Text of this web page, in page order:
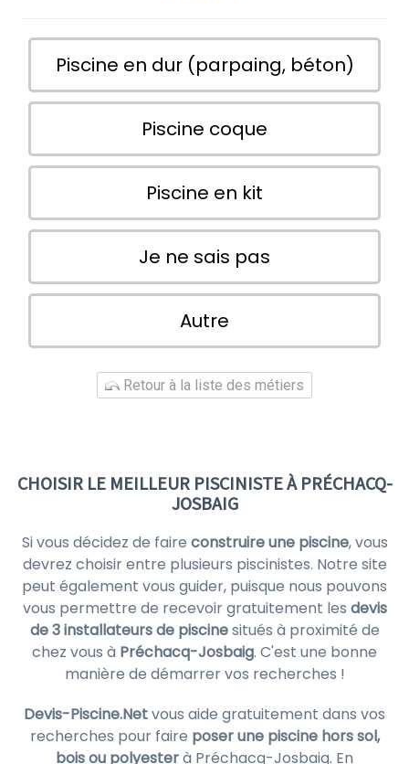
Piscine en dur (parpaing, béton)
Piscine coque
Piscine en kit
Je ne sais pas
Autre
Retour à la liste des métiers
CHOISIR LE MEILLEUR PISCINISTE À PRÉCHACQ-
JOSBAIG
Si vous décidez de faire construire une piscine, vous
devrez choisir entre plusieurs piscinistes. Notre site
peut également vous guider, puisque nous pouvons
vous permettre de recevoir gratuitement les devis
de 3 installateurs de piscinesitués à proximité de
chez vous à Préchacq-Josbaig. C'est une bonne
manière de démarrer vos recherches !
Devis-Piscine.Netvous aide gratuitement dans vos
recherches pour faire poser une piscine hors sol,
bois ou polyesterà Préchacq-Josbaig. En